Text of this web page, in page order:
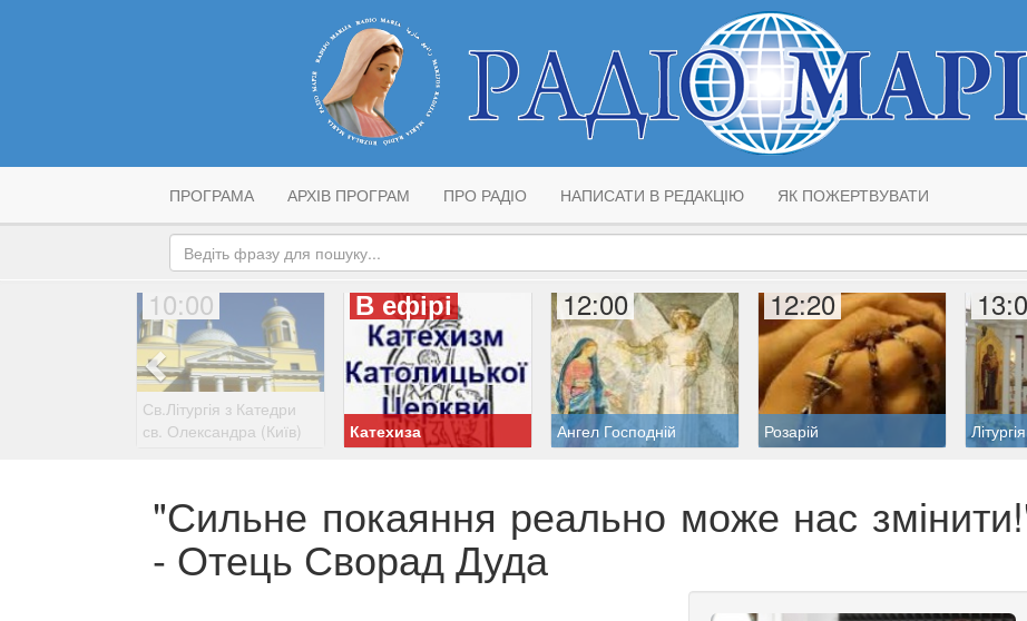
ПРОГРАМА АРХІВ ПРОГРАМ ПРО РАДІО НАПИСАТИ В РЕДАКЦІЮ ЯК ПОЖЕРТВУВАТИ
10:00
Св.Літургія з Катедри
св. Олександра (Київ)
В ефірі
Катехиза
12:00
Ангел Господній
12:20
Розарій
"Сильне покаяння реально може нас
- Отець Сворад Дуда